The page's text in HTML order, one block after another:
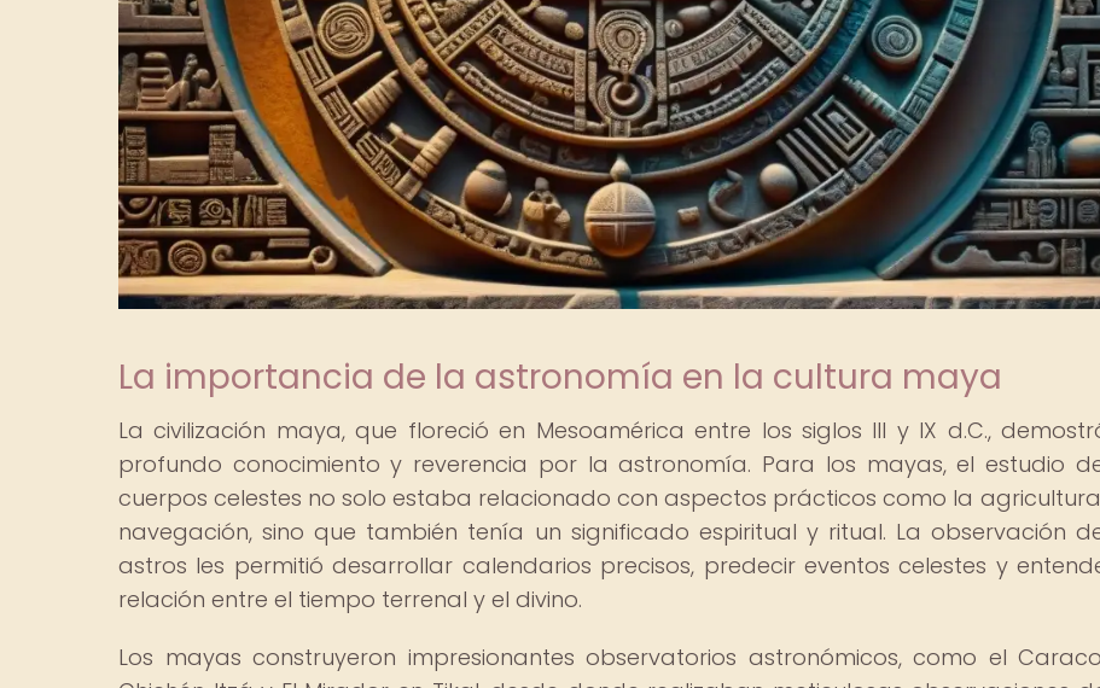
La importancia de la astronomía en la cultura maya
La civilización maya, que floreció en Mesoamérica entre los siglos III y IX d.C.,
profundo conocimiento y reverencia por la astronomía. Para los mayas, el estudio
cuerpos celestes no solo estaba relacionado con aspectos prácticos como la
navegación, sino que también tenía un significado espiritual y ritual. La observación
astros les permitió desarrollar calendarios precisos, predecir eventos celestes y
relación entre el tiempo terrenal y el divino.
Los mayas construyeron impresionantes observatorios astronómicos, como el